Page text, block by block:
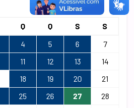
Q Q S
S
4 5 6
7
11 12 13
14
18 19 20
21
25 26 27
28